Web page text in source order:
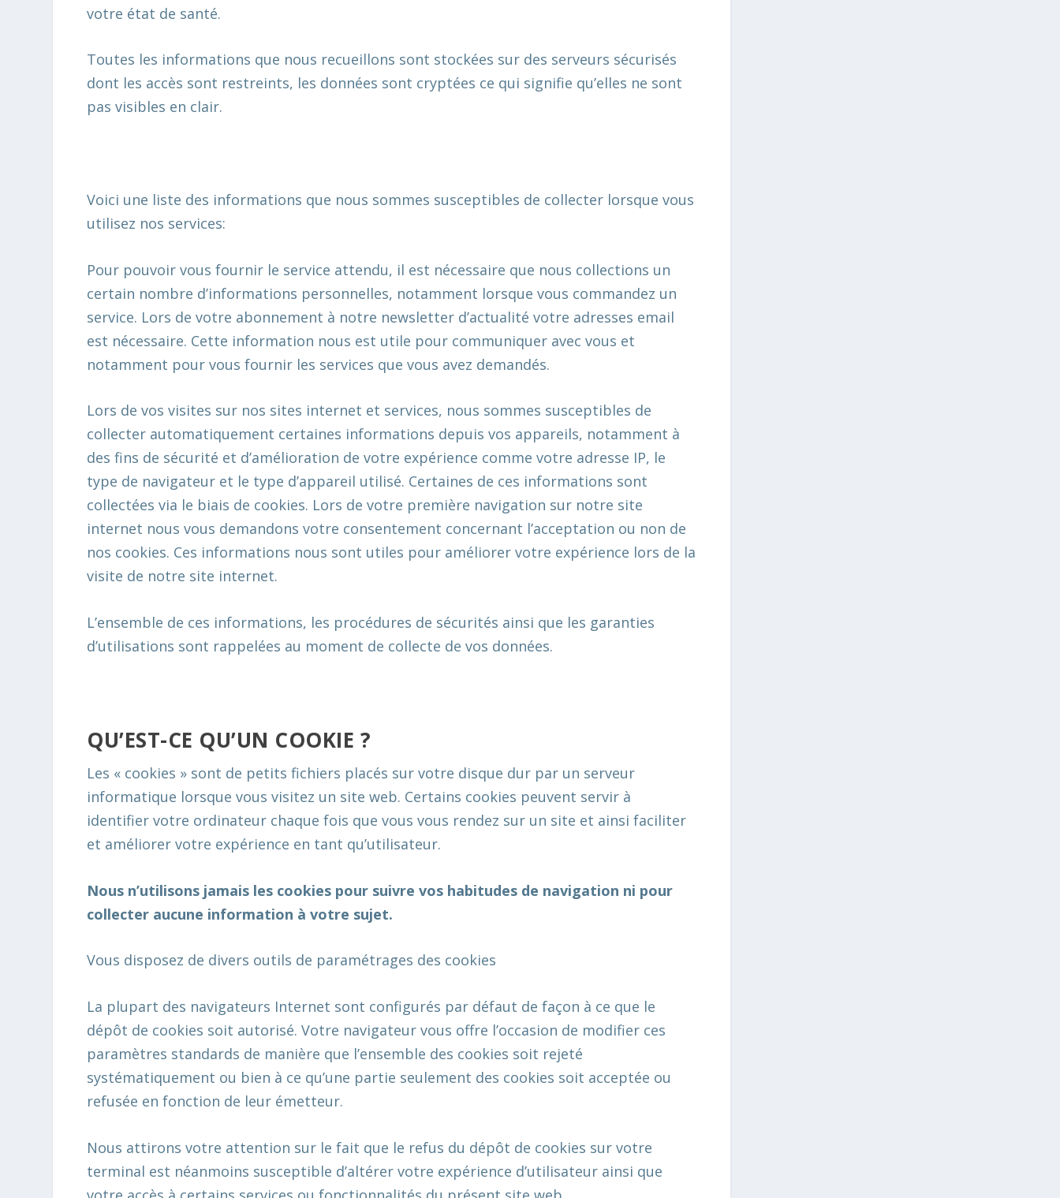
votre état de santé.
Toutes les informations que nous recueillons sont stockées sur des serveurs sécurisés
dont les accès sont restreints, les données sont cryptées ce qui signifie qu’elles ne sont
pas visibles en clair.
Voici une liste des informations que nous sommes susceptibles de collecter lorsque vous
utilisez nos services:
Pour pouvoir vous fournir le service attendu, il est nécessaire que nous collections un
certain nombre d’informations personnelles, notamment lorsque vous commandez un
service. Lors de votre abonnement à notre newsletter d’actualité votre adresses email
est nécessaire. Cette information nous est utile pour communiquer avec vous et
notamment pour vous fournir les services que vous avez demandés.
Lors de vos visites sur nos sites internet et services, nous sommes susceptibles de
collecter automatiquement certaines informations depuis vos appareils, notamment à
des fins de sécurité et d’amélioration de votre expérience comme votre adresse IP, le
type de navigateur et le type d’appareil utilisé. Certaines de ces informations sont
collectées via le biais de cookies. Lors de votre première navigation sur notre site
internet nous vous demandons votre consentement concernant l’acceptation ou non de
nos cookies. Ces informations nous sont utiles pour améliorer votre expérience lors de la
visite de notre site internet.
L’ensemble de ces informations, les procédures de sécurités ainsi que les garanties
d’utilisations sont rappelées au moment de collecte de vos données.
QU’EST-CE QU’UN COOKIE ?
Les « cookies » sont de petits fichiers placés sur votre disque dur par un serveur
informatique lorsque vous visitez un site web. Certains cookies peuvent servir à
identifier votre ordinateur chaque fois que vous vous rendez sur un site et ainsi faciliter
et améliorer votre expérience en tant qu’utilisateur.
Nous n’utilisons jamais les cookies pour suivre vos habitudes de navigation ni pour
collecter aucune information à votre sujet.
Vous disposez de divers outils de paramétrages des cookies
La plupart des navigateurs Internet sont configurés par défaut de façon à ce que le
dépôt de cookies soit autorisé. Votre navigateur vous offre l’occasion de modifier ces
paramètres standards de manière que l’ensemble des cookies soit rejeté
systématiquement ou bien à ce qu’une partie seulement des cookies soit acceptée ou
refusée en fonction de leur émetteur.
Nous attirons votre attention sur le fait que le refus du dépôt de cookies sur votre
terminal est néanmoins susceptible d’altérer votre expérience d’utilisateur ainsi que